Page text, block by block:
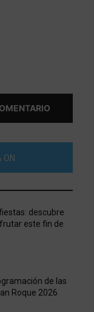
ON
descubre
este fin de
de las
Roque 2026